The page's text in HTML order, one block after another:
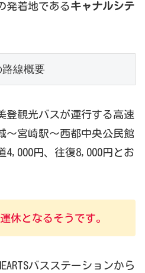
発着地であるキャナルシテ
線概要
登観光バスが運行する高速
～宮崎駅～西都中央公民館
4,000円、往復8,000円とお
休となるそうです。
バスステーションから